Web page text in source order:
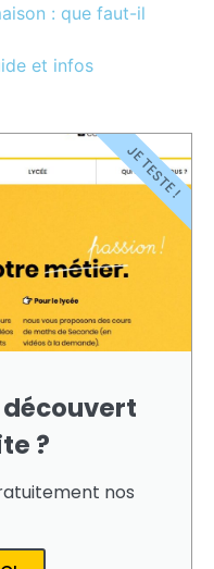
: que faut-il
et infos
découvert
?
nos
JE TESTE !